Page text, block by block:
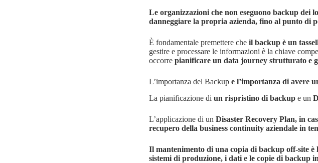
Le organizzazioni che non eseguono backup dei
danneggiare la propria azienda, fino al punto di
È fondamentale premettere che il backup è un
gestire e processare le informazioni è la chiave
occorre pianificare un data journey strutturato e
L’importanza del Backup e l’importanza di avere
La pianificazione di un rispristino di backup e un
L’applicazione di un Disaster Recovery Plan, in
recupero della business continuity aziendale in
Il mantenimento di una copia di backup off-site
sistemi di produzione, i dati e le copie di backup